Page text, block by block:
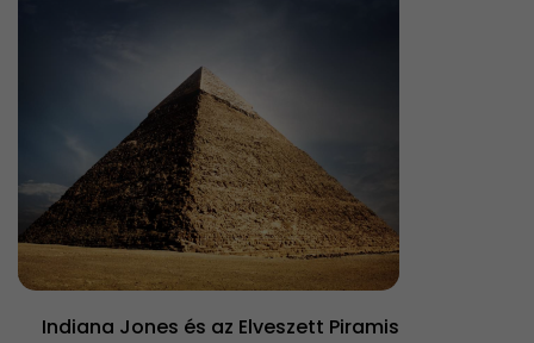
Indiana Jones és az Elveszett Piramis